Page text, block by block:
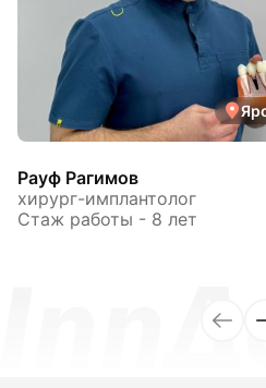
Рауф Рагимов
хирург-имплантолог
Стаж работы - 8 лет